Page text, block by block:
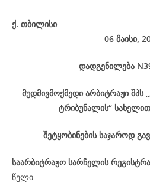
ქ. თბილისი
06 მაისი,
დადგენილება
მუდმივმოქმედი არბიტრაჟი
ტრიბუნალის“
შეტყობინების საჯაროდ
საარბიტრაჟო სარჩელის
წელი